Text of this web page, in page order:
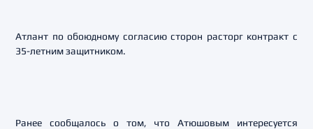
Атлант по обоюдному согласию сторон расторг контракт с
35-летним защитником.
Ранее сообщалось о том, что Атюшовым интересуется